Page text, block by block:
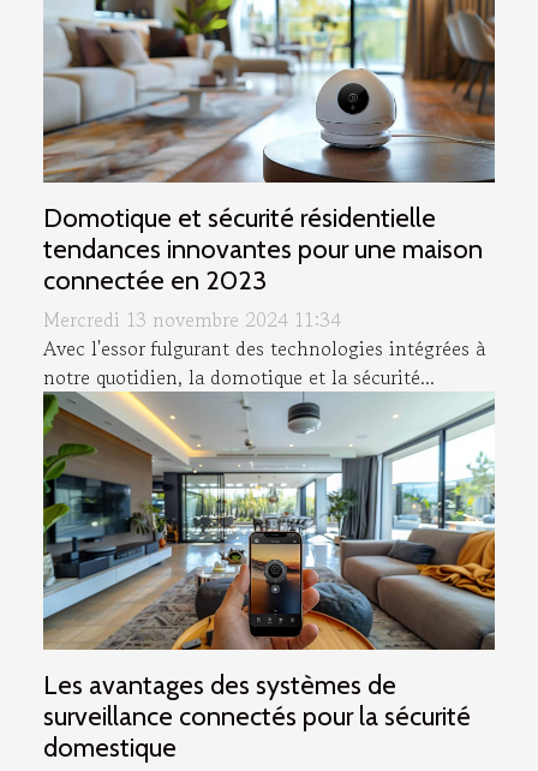
Domotique et sécurité résidentielle
tendances innovantes pour une maison
connectée en 2023
Mercredi 13 novembre 2024 11:34
Avec l'essor fulgurant des technologies intégrées à
notre quotidien, la domotique et la sécurité...
Les avantages des systèmes de
surveillance connectés pour la sécurité
domestique